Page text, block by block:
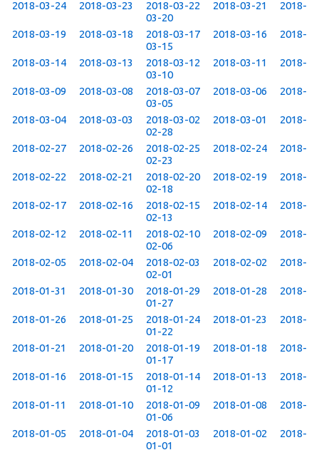
2018-03-24 2018-03-23 2018-03-22 2018-03-21
2018-
03-20
2018-03-19
2018-03-18 2018-03-17 2018-03-16
2018-
03-15
2018-03-14
2018-03-13 2018-03-12 2018-03-11
2018-
03-10
2018-03-09
2018-03-08 2018-03-07 2018-03-06
2018-
03-05
2018-03-04
2018-03-03 2018-03-02 2018-03-01
2018-
02-28
2018-02-27
2018-02-26 2018-02-25 2018-02-24
2018-
02-23
2018-02-22
2018-02-21 2018-02-20 2018-02-19
2018-
02-18
2018-02-17
2018-02-16 2018-02-15 2018-02-14
2018-
02-13
2018-02-12
2018-02-11 2018-02-10 2018-02-09
2018-
02-06
2018-02-05
2018-02-04 2018-02-03 2018-02-02
2018-
02-01
2018-01-31
2018-01-30 2018-01-29 2018-01-28
2018-
01-27
2018-01-26
2018-01-25 2018-01-24 2018-01-23
2018-
01-22
2018-01-21
2018-01-20 2018-01-19 2018-01-18
2018-
01-17
2018-01-16
2018-01-15 2018-01-14 2018-01-13
2018-
01-12
2018-01-11
2018-01-10 2018-01-09 2018-01-08
2018-
01-06
2018-01-05
2018-01-04 2018-01-03 2018-01-02
2018-
01-01